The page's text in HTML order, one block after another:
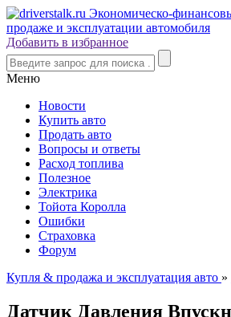
Добавить в избранное
Меню
Новости
Купить авто
Продать авто
Вопросы и ответы
Расход топлива
Полезное
Электрика
Тойота Королла
Ошибки
Страховка
Форум
Купля & продажа и эксплуатация авто »
Датчик Давления